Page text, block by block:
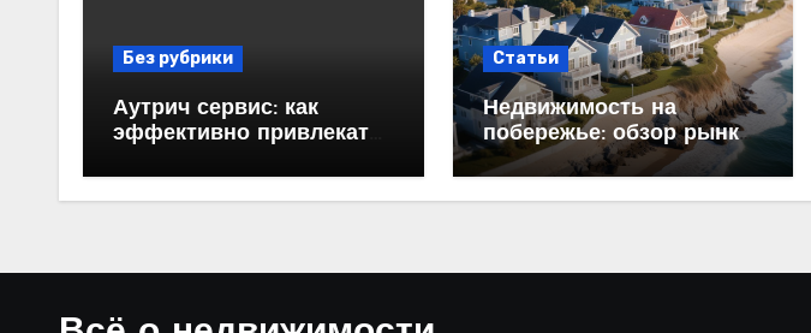
Без рубрики
Аутрич сервис: как
эффективно привлекать
холодных email-
Статьи
Недвижимость на
побережье: обзор рынка
продаж и цен